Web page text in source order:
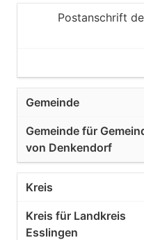
Postanschrift